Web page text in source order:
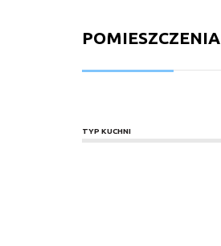
POMIESZCZENIA
TYP KUCHNI